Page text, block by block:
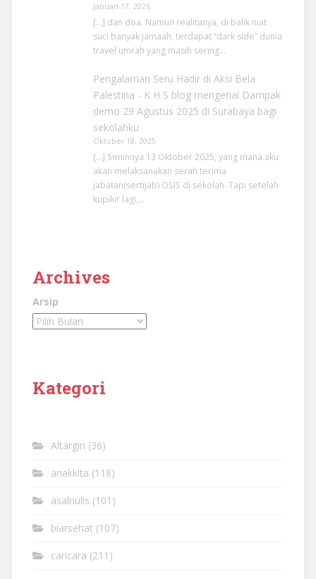
Januari 17, 2026
[…] dan doa. Namun realitanya, di balik niat
suci banyak jamaah, terdapat “dark side” dunia
travel umrah yang masih sering…
Pengalaman Seru Hadir di Aksi Bela
Palestina - K H S blogmengenai Dampak
demo 29 Agustus 2025 di Surabaya bagi
sekolahku
Oktober 18, 2025
[…] Seninnya 13 Oktober 2025, yang mana aku
akan melaksanakan serah terima
jabatan(sertijab) OSIS di sekolah. Tapi setelah
kupikir lagi,…
Archives
Arsip
Kategori
Altargiri (36)
anakkita (118)
asalnulis (101)
biarsehat (107)
caricara (211)